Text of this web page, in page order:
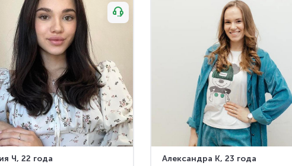
Ч, 22 года
Александра К, 23 года